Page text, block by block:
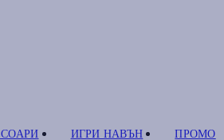
ИГРИ НАВЪН ПРОМО